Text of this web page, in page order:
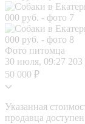
Фото питомца
30 июля, 09:27 203
50 000 ₽
Указанная
продавца